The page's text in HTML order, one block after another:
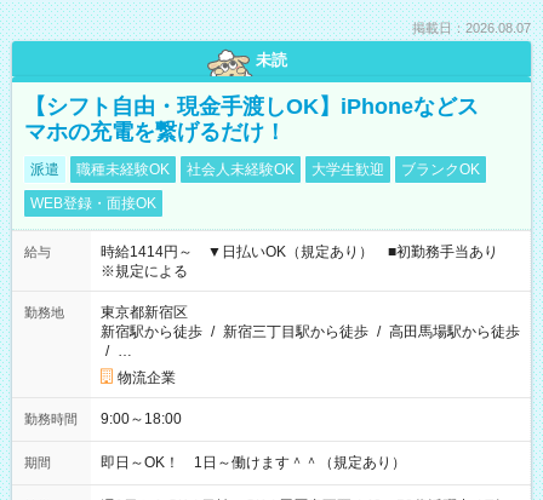
掲載日：2026.08.07
未読
【シフト自由・現金手渡しOK】iPhoneなどス
マホの充電を繋げるだけ！
派遣 職種未経験OK 社会人未経験OK 大学生歓迎
ブランクOK
WEB登録・面接OK
給与
時給1414円～ ▼日払いOK（規定あり） ■初勤務手当あり
※規定による
勤務地
東京都新宿区
新宿駅から徒歩 / 新宿三丁目駅から徒歩 / 高田馬場駅から徒歩
/ …
物流企業
勤務時間 9:00～18:00
期間 即日～OK！ 1日～働けます＾＾（規定あり）